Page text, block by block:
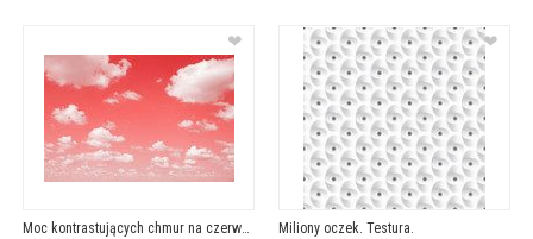
❤
Moc kontrastujących chmur na czerwonym niebie
❤
Miliony oczek. Testura.